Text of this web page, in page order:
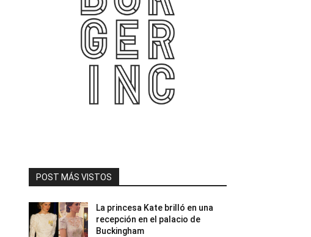
POST MÁS VISTOS
La princesa Kate brilló en una
recepción en el palacio de
Buckingham